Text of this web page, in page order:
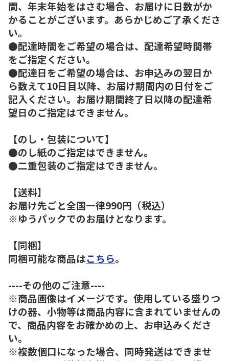
間、年末年始をはさむ場合、お届けに日数がか
かることがございます。あらかじめご了承くださ
い。
●配達時間をご希望の場合は、配達希望時間帯
をご指定ください。
●配達日をご希望の場合は、お申込みの翌日か
ら数えて10日目以降、お届け期間内の日付をご
記入ください。お届け期間終了日以降の配達希
望日のご指定はできません。
【のし・包装について】
●のし紙のご指定はできません。
●二重包装のご指定はできません。
【送料】
お届け先ごと全国一律990円（税込）
※ゆうパックでのお届けとなります。
【同梱】
同梱可能な商品はこちら。
----その他のご注意----
※商品画像はイメージです。使用している盛りつ
けの器、小物等は商品内容に含まれていませんの
で、商品内容をお確かめの上、お申込みくださ
い。
※複数個口になった場合、同時発送はできませ